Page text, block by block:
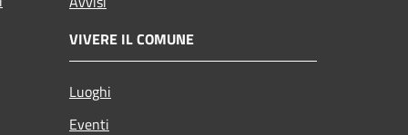
VIVERE IL COMUNE
Luoghi
Eventi